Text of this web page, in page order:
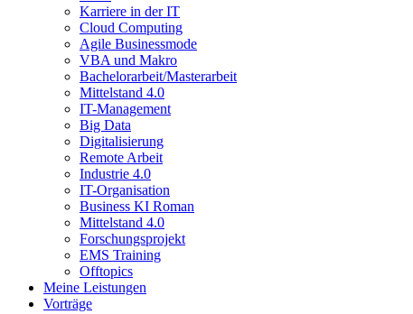
Karriere in der IT
Cloud Computing
Agile Businessmode
VBA und Makro
Bachelorarbeit/Masterarbeit
Mittelstand 4.0
IT-Management
Big Data
Digitalisierung
Remote Arbeit
Industrie 4.0
IT-Organisation
Business KI Roman
Mittelstand 4.0
Forschungsprojekt
EMS Training
Offtopics
Meine Leistungen
Vorträge